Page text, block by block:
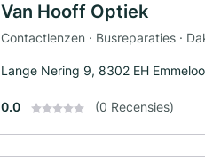
Van Hooff Optiek
Contactlenzen · Busreparaties ·
Lange Nering 9, 8302 EH
0.0 (0 Recensies)